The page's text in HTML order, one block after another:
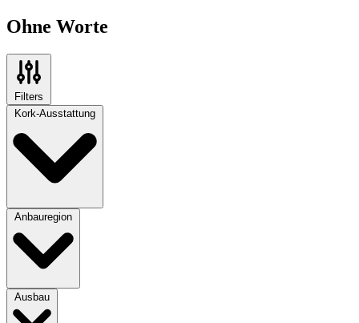
Ohne Worte
Filters
Kork-Ausstattung
Anbauregion
Ausbau